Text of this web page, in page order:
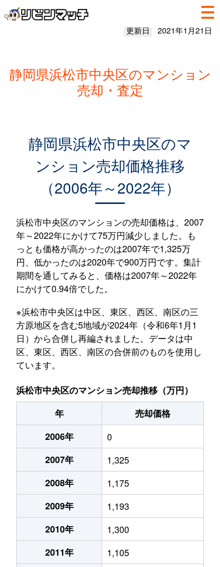
更新日 2021年1月21日
静岡県浜松市中央区のマンション
売却・査定
静岡県浜松市中央区のマ
ンション売却価格推移
（2006年～2022年）
浜松市中央区のマンションの売却価格は、2007
年～2022年にかけて75万円減少しました。も
っとも価格が高かったのは2007年で1,325万
円、低かったのは2020年で900万円です。集計
期間を通してみると、価格は2007年～2022年
にかけて0.94倍でした。
※浜松市中央区は中区、東区、西区、南区の三
方原地区を含む5地域が2024年（令和6年1月1
日）から合併し再編されました。データは中
区、東区、西区、南区の合併前のものを使用し
ています。
浜松市中央区のマンション売却推移（万円）
年
売却価格
2006年
0
2007年
1,325
2008年
1,175
2009年
1,193
2010年
1,300
2011年
1,105